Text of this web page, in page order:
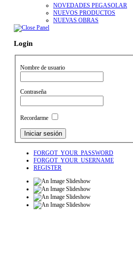
NOVEDADES PEGASOLAR
NUEVOS PRODUCTOS
NUEVAS OBRAS
Login
Nombre de usuario
Contraseña
Recordarme
FORGOT_YOUR_PASSWORD
FORGOT_YOUR_USERNAME
REGISTER